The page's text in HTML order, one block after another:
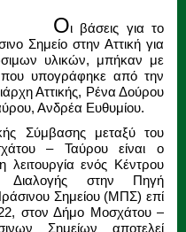
Οι βάσεις για το
Σημείο στην Αττική για
υλικών, μπήκαν με
υπογράφηκε από την
Αττικής, Ρένα Δούρου
Ανδρέα Ευθυμίου.
Σύμβασης μεταξύ του
– Ταύρου είναι ο
ενός Κέντρου
Διαλογής στην Πηγή
Σημείου (ΜΠΣ) επί
στον Δήμο Μοσχάτου –
Σημείων αποτελεί